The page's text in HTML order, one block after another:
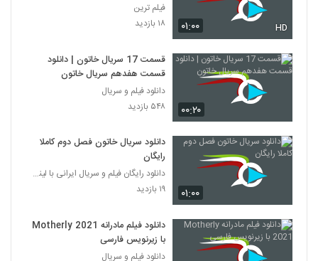
۰۱:۰۰ HD
فیلم ترین
۱۸ بازدید
۰۰:۲۰
قسمت 17 سریال خاتون | دانلود
قسمت هفدهم سریال خاتون
دانلود فیلم و سریال
۵۴۸ بازدید
۰۱:۰۰
دانلود سریال خاتون فصل دوم کاملا
رایگان
دانلود رایگان فیلم و سریال ایرانی با لینک مستقیم
۱۹ بازدید
دانلود فیلم مادرانه Motherly 2021
با زیرنویس فارسی
دانلود فیلم و سریال